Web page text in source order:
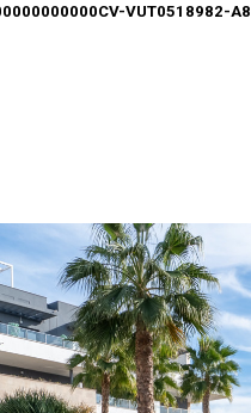
VUT0518982-A8